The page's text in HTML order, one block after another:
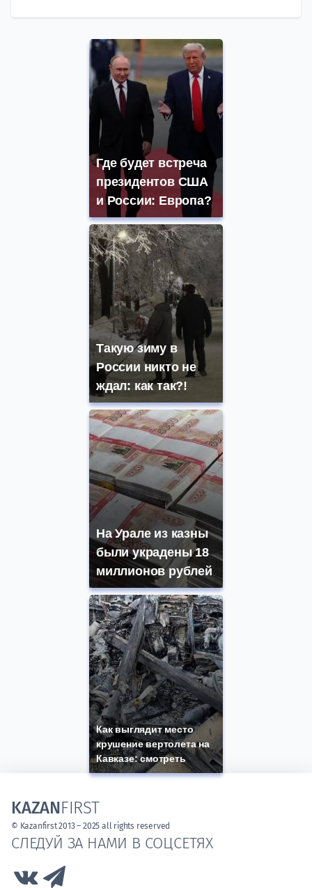
Где будет встреча
президентов США
и России: Европа?
Такую зиму в
России никто не
ждал: как так?!
На Урале из казны
были украдены 18
миллионов рублей
Как выглядит место
крушение вертолета на
Кавказе: смотреть
СЛЕДУЙ ЗА НАМИ В СОЦСЕТЯХ
Link to Vk
KAZANFIRST
© Kazanfirst 2013 – 2025 all rights reserved